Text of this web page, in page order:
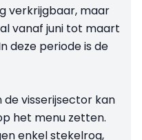
verkrijgbaar, maar
vanaf juni tot maart
deze periode is de
de visserijsector kan
het menu zetten.
enkel stekelrog,